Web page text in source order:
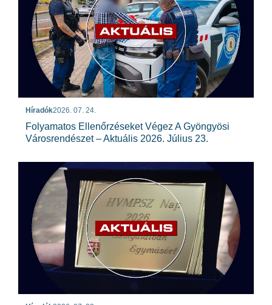
Híradók2026. 07. 24.
Folyamatos Ellenőrzéseket Végez A Gyöngyösi
Városrendészet – Aktuális 2026. Július 23.